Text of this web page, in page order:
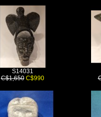
S14031
C$1,650 C$990